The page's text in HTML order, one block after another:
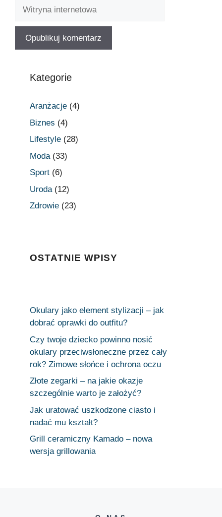
Kategorie
Aranżacje (4)
Biznes (4)
Lifestyle (28)
Moda(33)
Sport (6)
Uroda(12)
Zdrowie (23)
OSTATNIE WPISY
Okulary jako element stylizacji – jak
dobrać oprawki do outfitu?
Czy twoje dziecko powinno nosić
okulary przeciwsłoneczne przez cały
rok? Zimowe słońce i ochrona oczu
Złote zegarki – na jakie okazje
szczególnie warto je założyć?
Jak uratować uszkodzone ciasto i
nadać mu kształt?
Grill ceramiczny Kamado – nowa
wersja grillowania